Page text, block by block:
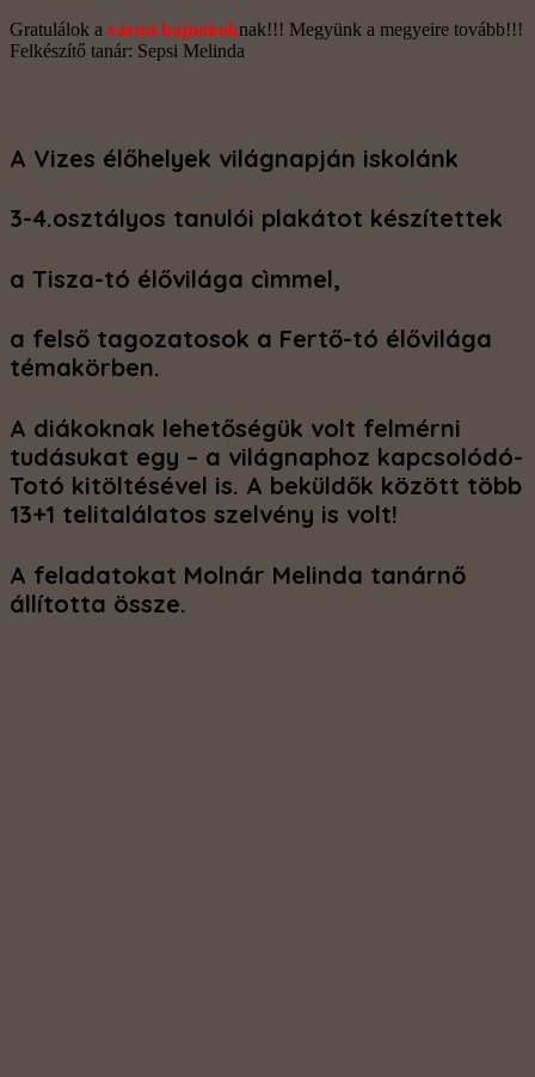
Gratulálok a városi bajnokoknak!!! Megyünk a megyeire tovább!!!
Felkészítő tanár: Sepsi Melinda
A Vizes élőhelyek világnapján iskolánk
3-4.osztályos tanulói plakátot készítettek
a Tisza-tó élővilága cìmmel,
a felső tagozatosok a Fertő-tó élővilága
témakörben.
A diákoknak lehetőségük volt felmérni
tudásukat egy – a világnaphoz kapcsolódó-
Totó kitöltésével is. A beküldők között több
13+1 telitalálatos szelvény is volt!
A feladatokat Molnár Melinda tanárnő
állította össze.